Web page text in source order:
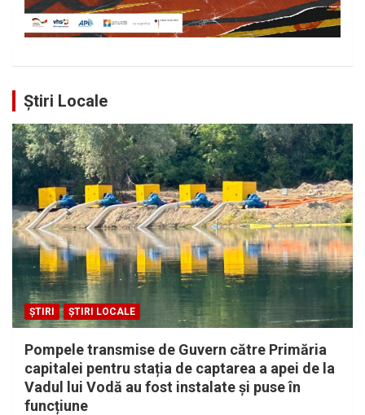
Știri Locale
ȘTIRI ȘTIRI LOCALE
Pompele transmise de Guvern către Primăria
capitalei pentru stația de captarea a apei de la
Vadul lui Vodă au fost instalate și puse în
funcțiune